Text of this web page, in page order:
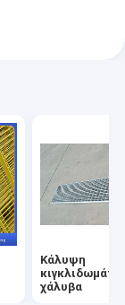
Κάλυψη
χάλυβα